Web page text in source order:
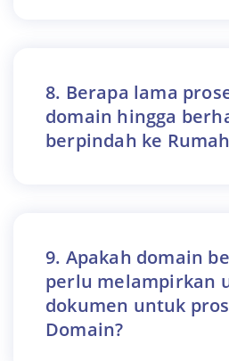
8. Berapa lama
domain hingga
berpindah ke
9. Apakah domain
perlu melampirkan
dokumen untuk
Domain?